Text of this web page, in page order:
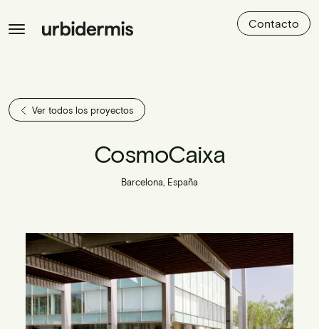
Contacto
Ver todos los proyectos
CosmoCaixa
Barcelona, España